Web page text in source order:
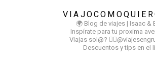
🌍 Blog de viajes | Isaac &
Inspírate para tu proxima
Viajas sol@?
Descuentos y tips en el